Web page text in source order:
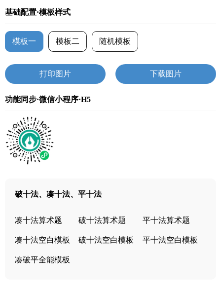
基础配置·模板样式
模板一 模板二 随机模板
打印图片 下载图片
功能同步·微信小程序·H5
破十法、凑十法、平十法
凑十法算术题 破十法算术题 平十法算术题
凑十法空白模板 破十法空白模板 平十法空白模板
凑破平全能模板